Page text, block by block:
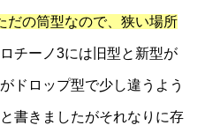
だの筒型なので、狭い場所
チーノ3には旧型と新型が
ドロップ型で少し違うよう
書きましたがそれなりに存